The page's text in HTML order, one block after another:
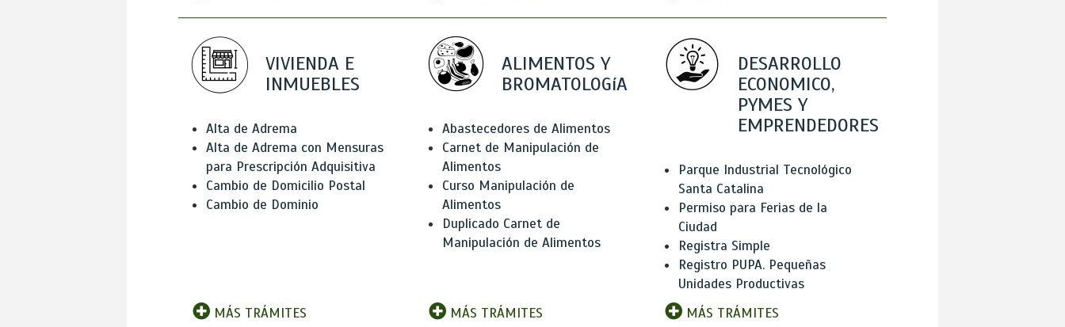
VIVIENDA E
INMUEBLES
Alta de Adrema
Alta de Adrema con Mensuras
para Prescripción Adquisitiva
Cambio de Domicilio Postal
Cambio de Dominio
MÁS TRÁMITES
ALIMENTOS Y
BROMATOLOGíA
Abastecedores de Alimentos
Carnet de Manipulación de
Alimentos
Curso Manipulación de
Alimentos
Duplicado Carnet de
Manipulación de Alimentos
MÁS TRÁMITES
DESARROLLO
ECONOMICO,
PYMES Y
EMPRENDEDORES
Parque Industrial Tecnológico
Santa Catalina
Permiso para Ferias de la
Ciudad
Registra Simple
Registro PUPA. Pequeñas
Unidades Productivas
MÁS TRÁMITES